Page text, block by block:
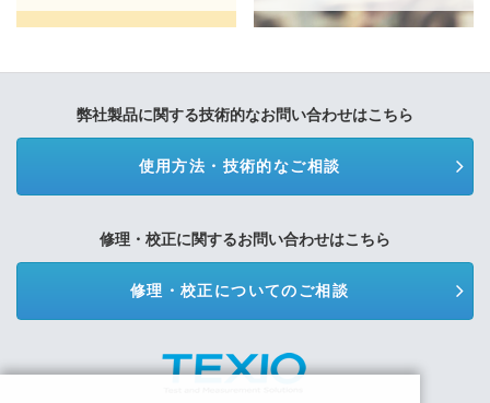
弊社製品に関する技術的なお問い合わせはこちら
使用方法・技術的なご相談
修理・校正に関するお問い合わせはこちら
修理・校正についてのご相談